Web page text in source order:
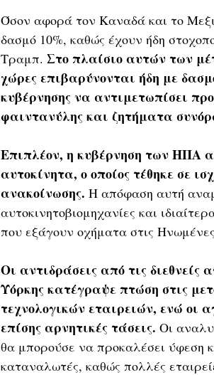
Όσον αφορά τον Καναδά και το
δασμό 10%, καθώς έχουν ήδη
Τραμπ. Στο πλαίσιο αυτών των
χώρες επιβαρύνονται ήδη με
κυβέρνησης να αντιμετωπίσει
φαιντανύλης και ζητήματα
Επιπλέον, η κυβέρνηση των ΗΠΑ
αυτοκίνητα, ο οποίος τέθηκε σε
ανακοίνωσης. Η απόφαση αυτή
αυτοκινητοβιομηχανίες και
που εξάγουν οχήματα στις
Οι αντιδράσεις από τις
Υόρκης κατέγραψε πτώση στις
τεχνολογικών εταιρειών, ενώ οι
επίσης αρνητικές τάσεις. Οι
θα μπορούσε να προκαλέσει ύφεση
καταναλωτές, καθώς πολλές